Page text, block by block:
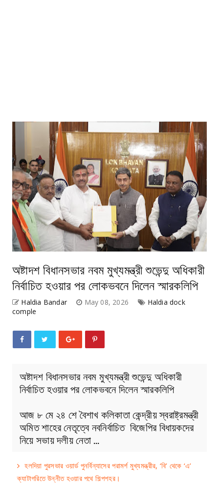
অষ্টাদশ বিধানসভার নবম মুখ্যমন্ত্রী শুভেন্দু অধিকারী
নির্বাচিত হওয়ার পর লোকভবনে দিলেন স্মারকলিপি
Haldia Bandar May 08, 2026
Haldia dock
comple
অষ্টাদশ বিধানসভার নবম মুখ্যমন্ত্রী শুভেন্দু অধিকারী
নির্বাচিত হওয়ার পর লোকভবনে দিলেন স্মারকলিপি
আজ ৮ মে ২৪ শে বৈশাখ কলিকাতা কেন্দ্রীয় স্বরাষ্ট্রমন্ত্রী
অমিত শাহের নেতৃত্বে নবনির্বাচিত বিজেপির বিধায়কদের
নিয়ে সভায় দলীয় নেতা …
হলদিয়া পুরসভার ওয়ার্ড পুনর্বিন্যাসের পরামর্শ মুখ্যমন্ত্রীর, ‘বি’ থেকে ‘এ’
ক্যাটাগরিতে উন্নীত হওয়ার পথে শিল্পশহর।